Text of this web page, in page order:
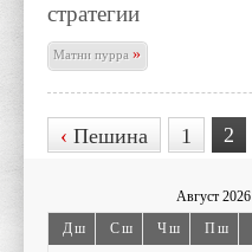
стратегии
Матни пурра»
‹ Пешина 1 2
Август 2026
Дш
Сш Чш Пш